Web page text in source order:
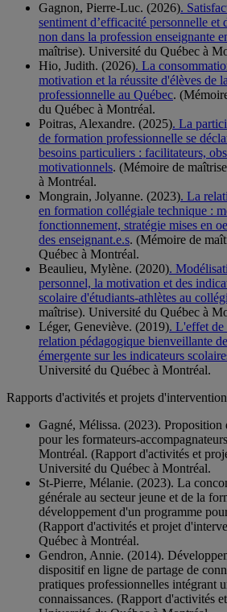
Gagnon, Pierre-Luc. (2026).
sentiment d’efficacité personnelle et
non dans la profession enseignante
maîtrise). Université du Québec à
Hio, Judith. (2026). La
motivation et la réussite d'élèves de
professionnelle au Québec.
du Québec à Montréal.
Poitras, Alexandre. (2025). La
de formation professionnelle se
besoins particuliers : facilitateurs,
motivationnels. (Mémoire de
à Montréal.
Mongrain, Jolyanne. (2023). La
en formation collégiale technique :
fonctionnement, stratégie mises en
des enseignant.e.s. (Mémoire de
Québec à Montréal.
Beaulieu, Mylène. (2020).
personnel, la motivation et des
scolaire d'étudiants-athlètes au
maîtrise). Université du Québec à
Léger, Geneviève. (2019). L'effet de
relation pédagogique bienveillante
émergente sur les indicateurs
Université du Québec à Montréal.
Rapports d'activités et projets d'intervention
Gagné, Mélissa. (2023). Proposition
pour les formateurs-
Montréal. (Rapport d'activités et
Université du Québec à Montréal.
St-Pierre, Mélanie. (2023). La
générale au secteur jeune et de la
développement d'un programme
(Rapport d'activités et projet
Québec à Montréal.
Gendron, Annie. (2014).
dispositif en ligne de partage de
pratiques professionnelles intégrant
connaissances. (Rapport d'activités